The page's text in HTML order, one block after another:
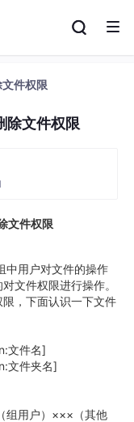
件权限
文件权限
文件权限
中用户对文件的操作
文件权限进行操作。
，下面认识一下文件
件名]
件夹名]
组用户）×××（其他